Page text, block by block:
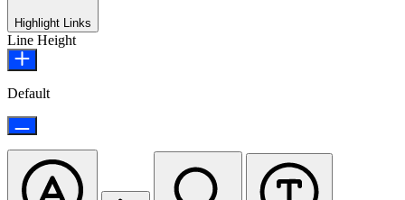
Highlight Links
Line Height
Default